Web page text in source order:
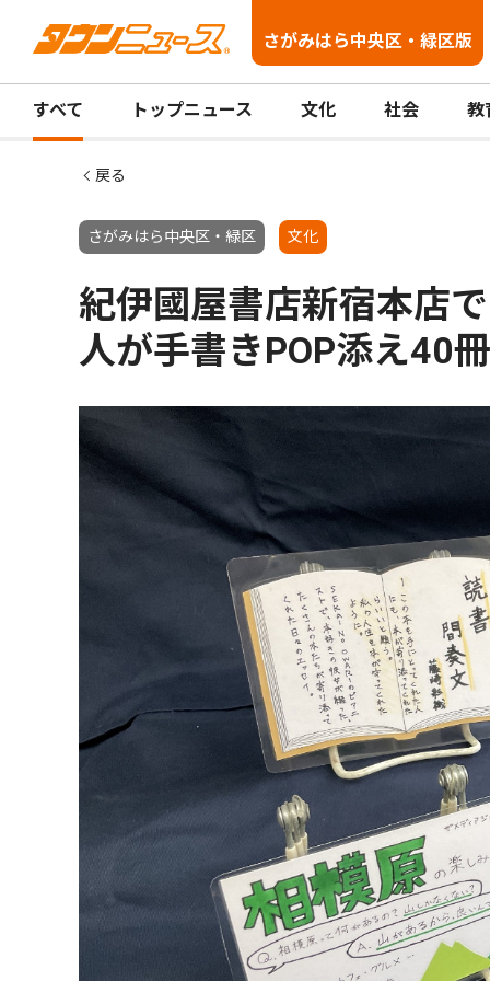
さがみはら中央区・緑区版
すべて トップニュース 文化 社会 教
戻る
さがみはら中央区・緑区 文化
紀伊國屋書店新宿本店
人が手書きPOP添え40